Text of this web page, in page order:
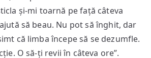
și-mi toarnă pe față câteva
să beau. Nu pot să înghit, dar
că limba începe să se dezumfle.
O să-ți revii în câteva ore”.